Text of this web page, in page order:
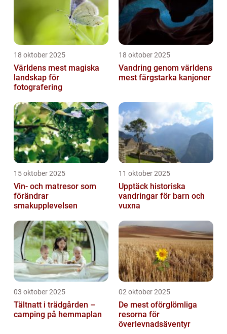
18 oktober 2025
Världens mest magiska
landskap för
fotografering
18 oktober 2025
Vandring genom världens
mest färgstarka kanjoner
15 oktober 2025
Vin- och matresor som
förändrar
smakupplevelsen
11 oktober 2025
Upptäck historiska
vandringar för barn och
vuxna
03 oktober 2025
Tältnatt i trädgården –
camping på hemmaplan
02 oktober 2025
De mest oförglömliga
resorna för
överlevnadsäventyr